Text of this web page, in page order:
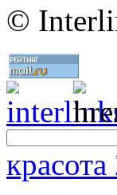
©
красота